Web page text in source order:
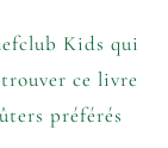
Kids qui
ce livre
préférés